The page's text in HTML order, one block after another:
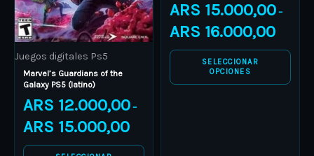
Juegos digitales Ps5
Marvel’s Guardians of the
Galaxy PS5 (latino)
ARS 12.000,00 –
ARS 15.000,00
may
be
chosen
on
the
product
ARS 15.000,00 –
ARS 16.000,00
SELECCIONAR
OPCIONES
may
be
chosen
on